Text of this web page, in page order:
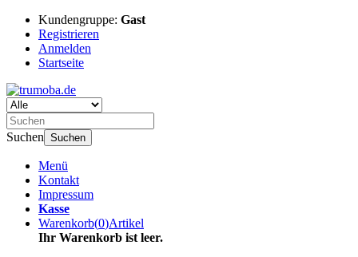
Kundengruppe: Gast
Registrieren
Anmelden
Startseite
Suchen Suchen
Menü
Kontakt
Impressum
Kasse
Warenkorb(0)Artikel
Ihr Warenkorb ist leer.